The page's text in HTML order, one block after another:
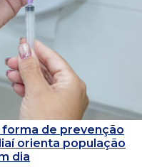
forma de prevenção
orienta população
dia